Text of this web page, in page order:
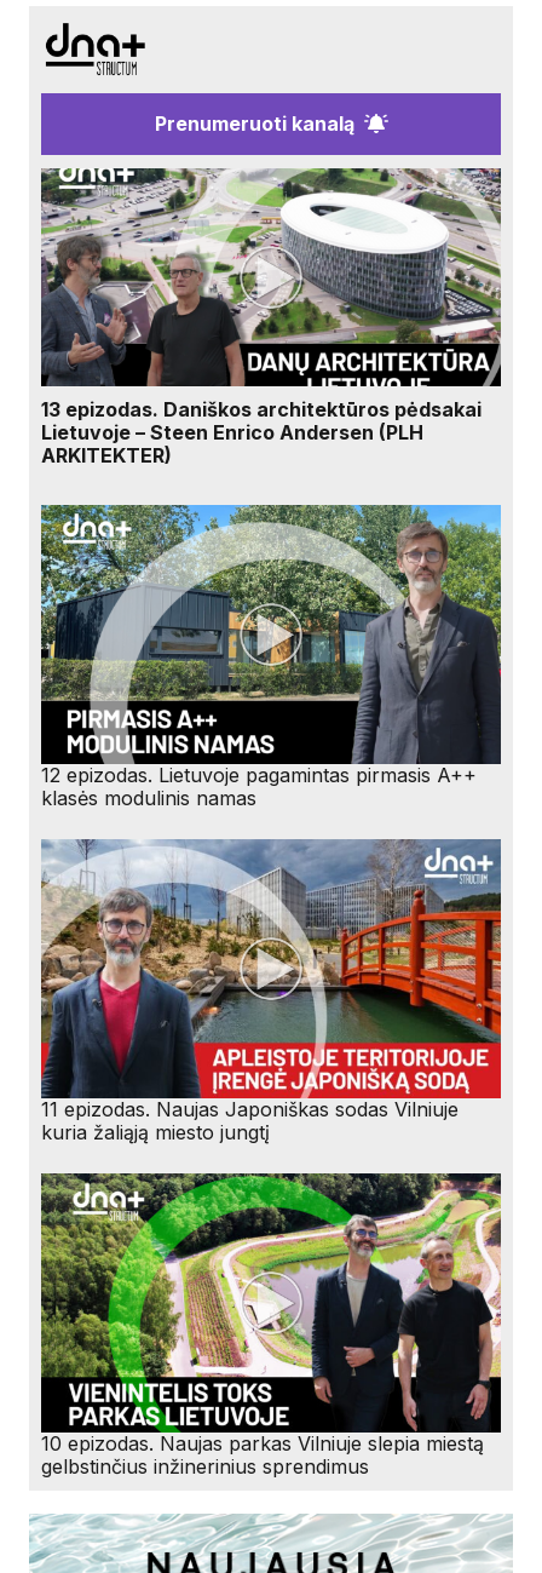
Prenumeruoti kanalą
13 epizodas. Daniškos architektūros pėdsakai
Lietuvoje – Steen Enrico Andersen (PLH
ARKITEKTER)
12 epizodas. Lietuvoje pagamintas pirmasis A++
klasės modulinis namas
11 epizodas. Naujas Japoniškas sodas Vilniuje
kuria žaliąją miesto jungtį
10 epizodas. Naujas parkas Vilniuje slepia miestą
gelbstinčius inžinerinius sprendimus